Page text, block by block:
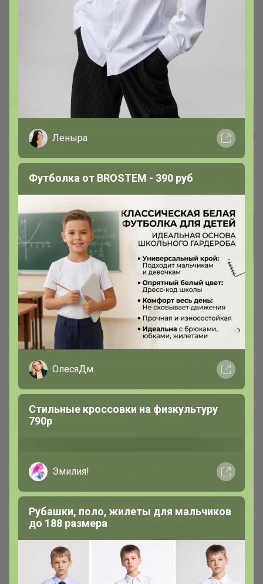
Нежная махра
Мягкий футер
Тёплый начёс
Даниэль
TRANINI
Акция на мужские шерстяные
перчатки! Цены от 390 рублей,
качество Супер!
Леныра
Футболка от BROSTEM - 390 руб
ОлесяДм
Стильные кроссовки на физкультуру
790р
Эмилия!
Рубашки, поло, жилеты для мальчиков
до 188 размера